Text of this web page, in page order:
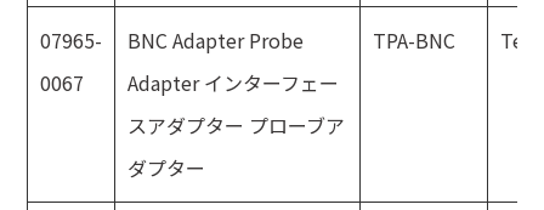
07965-
0067
BNC Adapter Probe
Adapter インターフェー
スアダプター プローブア
ダプター
TPA-BNC